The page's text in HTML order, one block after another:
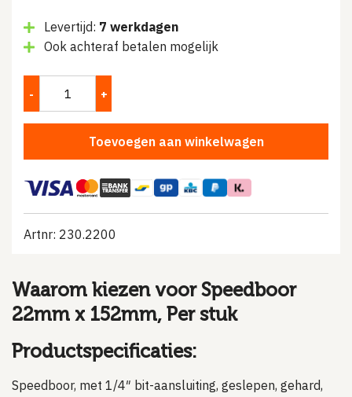
Levertijd: 7 werkdagen
Ook achteraf betalen mogelijk
Toevoegen aan winkelwagen
Artnr: 230.2200
Waarom kiezen voor Speedboor
22mm x 152mm, Per stuk
Productspecificaties:
Speedboor, met 1/4″ bit-aansluiting, geslepen, gehard,